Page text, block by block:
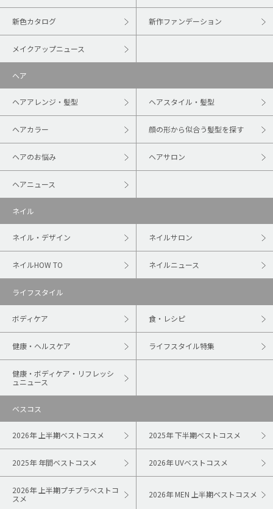
新色カタログ 新作ファンデーション
メイクアップニュース
ヘア
ヘアアレンジ・髪型 ヘアスタイル・髪型
ヘアカラー 顔の形から似合う髪型を探す
ヘアのお悩み ヘアサロン
ヘアニュース
ネイル
ネイル・デザイン ネイルサロン
ネイルHOW TO ネイルニュース
ライフスタイル
ボディケア 食・レシピ
健康・ヘルスケア ライフスタイル特集
健康・ボディケア・リフレッシ
ュニュース
ベスコス
2026年 上半期ベストコスメ 2025年 下半期ベストコスメ
2025年 年間ベストコスメ 2026年 UVベストコスメ
2026年 上半期プチプラベストコ
スメ
2026年 MEN 上半期ベストコスメ